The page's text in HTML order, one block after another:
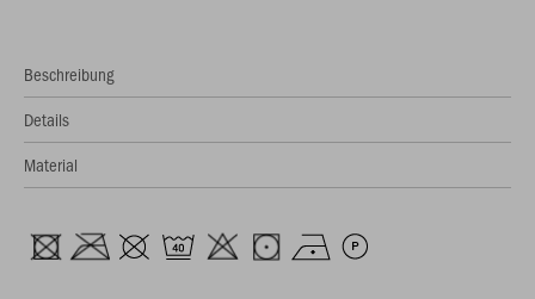
Beschreibung
Details
Material